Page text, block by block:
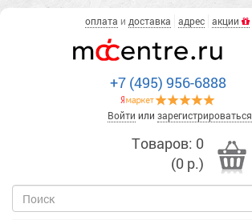
оплата и доставка адрес акции
+7 (495) 956-6888
Войти или зарегистрироваться
Товаров: 0
(0 р.)